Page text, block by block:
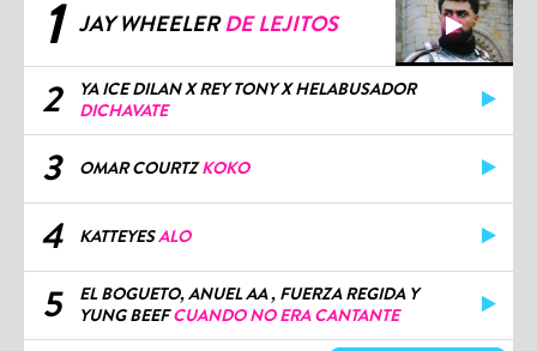
1 JAY WHEELERDE LEJITOS
2
YA ICE DILAN X REY TONY X HELABUSADOR
DICHAVATE
3 OMAR COURTZKOKO
4 KATTEYESALO
5
EL BOGUETO, ANUEL AA , FUERZA REGIDA Y
YUNG BEEFCUANDO NO ERA CANTANTE